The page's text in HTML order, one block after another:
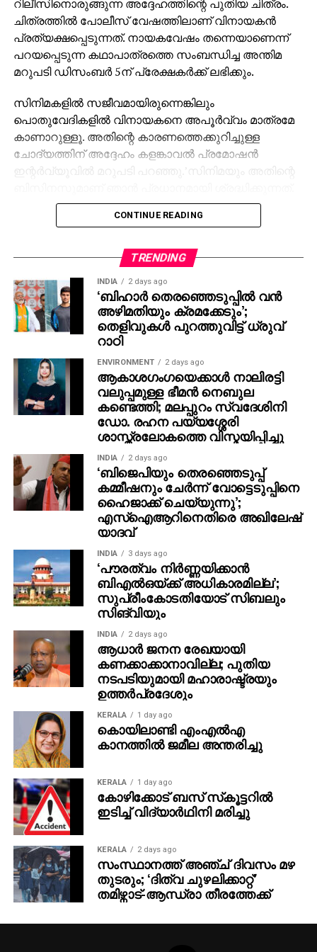
റിലീസിനൊരുങ്ങുന്ന അദ്ദേഹത്തിന്റെ പുതിയ ചിത്രം.
ചിത്രത്തില്‍ പോലീസ് വേഷത്തിലാണ് വിനായകന്‍
പ്രത്യക്ഷപ്പെടുന്നത്. നായകവേഷം തന്നെയാണെന്ന്
പറയപ്പെടുന്ന കഥാപാത്രത്തെ സംബന്ധിച്ച അന്തിമ
മറുപടി ഡിസംബര്‍ 5ന് പ്രേക്ഷകര്‍ക്ക് ലഭിക്കും.
സിനിമകളില്‍ സജീവമായിരുന്നെങ്കിലും
പൊതുവേദികളില്‍ വിനായകനെ അപൂര്‍വ്വം മാത്രമേ
കാണാറുള്ളൂ. അതിന്റെ കാരണത്തെക്കുറിച്ചുള്ള
ചോദ്യത്തിന് അദ്ദേഹം കളങ്കാവല്‍ പ്രമോഷന്‍
ഇന്റര്‍വ്യൂവില്‍ മറുപടി പറഞ്ഞു.’സിനിമയും അതിന്റെ
ജനങ്ങള്‍ക്ക് മുന്നില്‍ സംസാരിക്കാന്‍ അറിയില്ല.
പൊതുവേദിയില്‍ സംസാരിക്കാന്‍ പറ്റുന്നില്ല’ അതിന്റെ
പങ്കെടുക്കാന്‍ താല്‍പര്യമില്ലെന്നല്ല,
താല്‍പര്യമുണ്ട്’പക്ഷേ കഴിയുന്നില്ല. പിന്നെ പത്ത്
പേരില്‍ രണ്ടുപേര്‍ എനിക്കു ചൊറിയും എന്റെ
സ്വഭാവത്തിന് അനുസരിച്ച് ഞാന്‍ എന്തെങ്കിലുമൊക്കെ
പറയാം, അതാണ് പിന്നെ പ്രശ്‌നമാകുന്നത്.
അതിനേക്കാള്‍ നല്ലത് വീടിനുള്ളില്‍ ഇരിക്കുക
തന്നെയാണ്, എന്നാണ് വിനായകന്‍ വ്യക്തമാക്കിയത്.
CONTINUE READING
TRENDING
INDIA 2 days ago
‘ബിഹാർ തെരഞ്ഞെടുപ്പിൽ വൻ
അഴിമതിയും ക്രമക്കേടും’;
തെളിവുകൾ പുറത്തുവിട്ട് ധ്രുവ്
റാഠി
ENVIRONMENT 2 days ago
ആകാശഗംഗയെക്കാള്‍ നാലിരട്ടി
വലുപ്പമുള്ള ഭീമന്‍ നെബുല
കണ്ടെത്തി; മലപ്പുറം സ്വദേശിനി
ഡോ. രഹന പയ്യശ്ശേരി
ശാസ്ത്രലോകത്തെ വിസ്മയിപ്പിച്ചു
INDIA 2 days ago
‘ബിജെപിയും തെരഞ്ഞെടുപ്പ്
കമ്മീഷനും ചേർന്ന് വോട്ടെടുപ്പിനെ
ഹൈജാക്ക് ചെയ്യുന്നു’;
എസ്ഐആറിനെതിരെ അഖിലേഷ്
യാദവ്
INDIA 3 days ago
‘പൗരത്വം നിര്‍ണ്ണയിക്കാന്‍
ബിഎല്‍ഒയ്ക്ക് അധികാരമില്ല’;
സുപ്രീംകോടതിയോട് സിബലും
സിങ്‌വിയും
INDIA 2 days ago
ആധാർ ജനന രേഖയായി
കണക്കാക്കാനാവില്ല; പുതിയ
നടപടിയുമായി മഹാരാഷ്ട്രയും
ഉത്തർപ്രദേശും
KERALA 1 day ago
കൊയിലാണ്ടി എംഎല്‍എ
കാനത്തില്‍ ജമീല അന്തരിച്ചു
KERALA 1 day ago
കോഴിക്കോട് ബസ് സ്‌കൂട്ടറില്‍
ഇടിച്ച് വിദ്യാര്‍ഥിനി മരിച്ചു
KERALA 2 days ago
സംസ്ഥാനത്ത് അഞ്ച് ദിവസം മഴ
തുടരും; ‘ദിത്വ ചുഴലിക്കാറ്റ്‌’
തമിഴ്നാട്-ആന്ധ്രാ തീരത്തേക്ക്